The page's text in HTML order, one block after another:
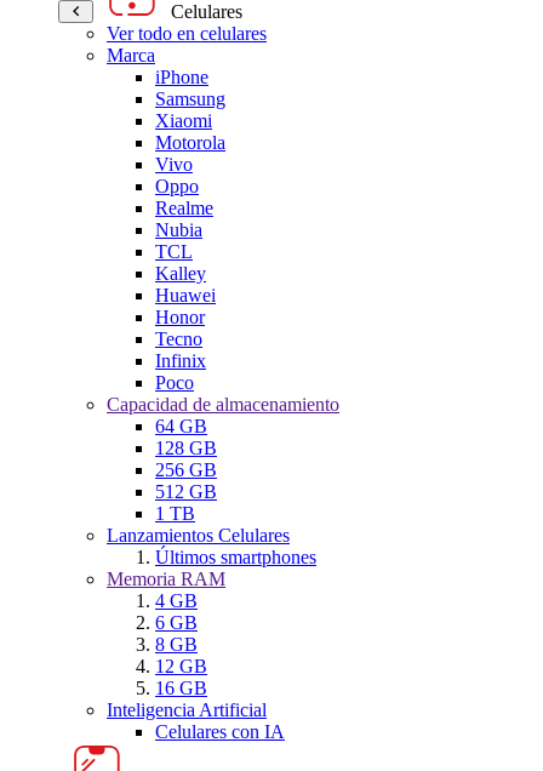
Celulares
Ver todo en celulares
Marca
iPhone
Samsung
Xiaomi
Motorola
Vivo
Oppo
Realme
Nubia
TCL
Kalley
Huawei
Honor
Tecno
Infinix
Poco
Capacidad de almacenamiento
64 GB
128 GB
256 GB
512 GB
1 TB
Lanzamientos Celulares
Últimos smartphones
Memoria RAM
4 GB
6 GB
8 GB
12 GB
16 GB
Inteligencia Artificial
Celulares con IA